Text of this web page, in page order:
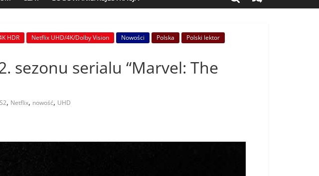
HDR Netflix UHD/4K/Dolby Vision Nowości Polska
Polski lektor
sezonu serialu “Marvel: The
, Netflix, nowość, UHD